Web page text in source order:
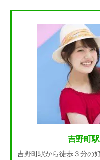
吉野町
吉野町駅から徒歩３分の